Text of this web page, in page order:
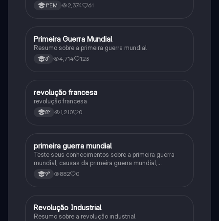
1°EM 2,374 61
História
Primeira Guerra Mundial
Resumo sobre a primeira guerra mundial
6° 4,714 123
História
revolução francesa
revolução francesa
8° 1,210 0
História
primeira guerra mundial
Teste seus conhecimentos sobre a primeira guerra
mundial, causas da primeira guerra mundial,
consequências da Primeira Guerra Mundial,fases da
primeira guerra mundial
9° 882 0
História
Revolução Industrial
Resumo sobre a revolução industrial